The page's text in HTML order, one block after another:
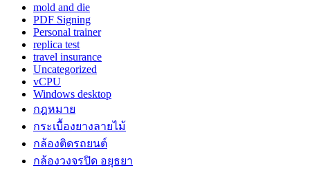
mold and die
PDF Signing
Personal trainer
replica test
travel insurance
Uncategorized
vCPU
Windows desktop
กฎหมาย
กระเบื้องยางลายไม้
กล้องติดรถยนต์
กล้องวงจรปิด อยุธยา